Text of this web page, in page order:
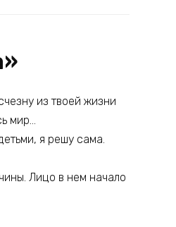
из твоей жизни
мир…
я решу сама.
Лицо в нем начало